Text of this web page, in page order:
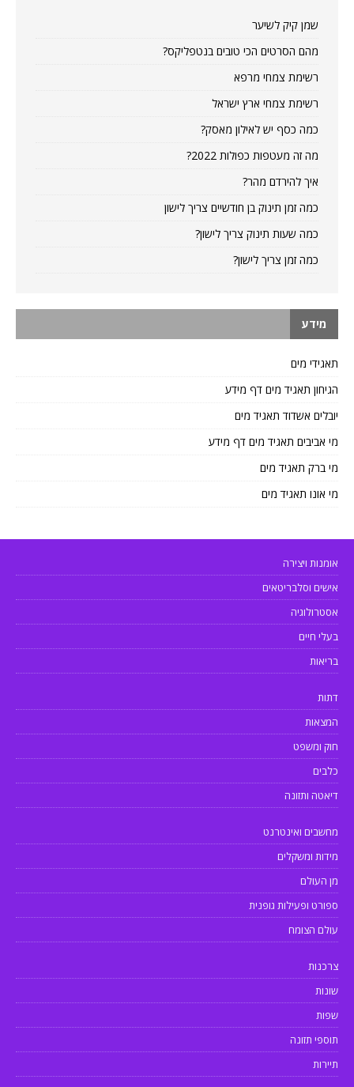
שמן קיק לשיער
מהם הסרטים הכי טובים בנטפליקס?
רשימת צמחי מרפא
רשימת צמחי ארץ ישראל
כמה כסף יש לאילון מאסק?
מה זה מעטפות כפולות 2022?
איך להירדם מהר?
כמה זמן תינוק בן חודשיים צריך לישון
כמה שעות תינוק צריך לישון?
כמה זמן צריך לישון?
מידע
תאגידי מים
הגיחון תאגיד מים דף מידע
יובלים אשדוד תאגיד מים
מי אביבים תאגיד מים דף מידע
מי ברק תאגיד מים
מי אונו תאגיד מים
אומנות ויצירה
אישים וסלבריטאים
אסטרולוגיה
בעלי חיים
בריאות
דתות
המצאות
חוק ומשפט
כלבים
דיאטה ותזונה
מחשבים ואינטרנט
מידות ומשקלים
מן העולם
ספורט ופעילות גופנית
עולם הצומח
צרכנות
שונות
שפות
תוספי תזונה
תיירות